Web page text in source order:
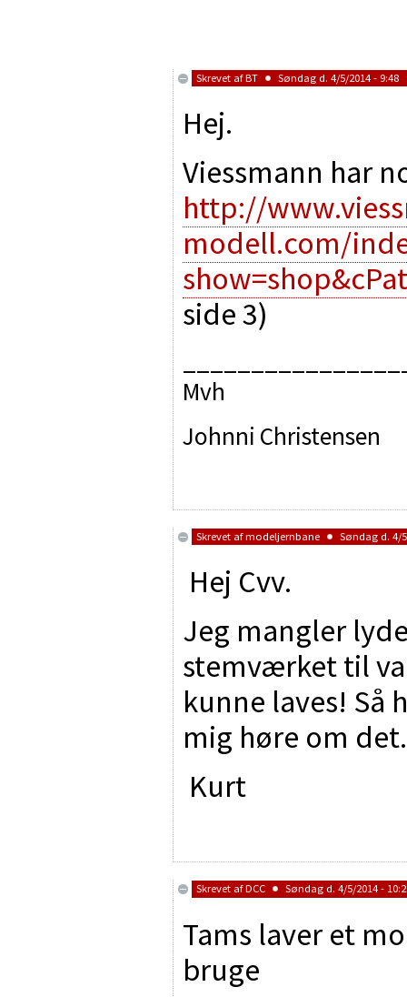
Skrevet afBT Søndag d. 4/5/2014 - 9:48
Hej.
Viessmann har
http://
modell.com/
side 3)
Mvh
Johnni Christensen
Skrevet afmodeljernbane Søndag d. 4/
Hej Cvv.
Jeg mangler
stemværket til
kunne laves! Så
mig høre om det.
Kurt
Skrevet afDCC Søndag d. 4/5/2014 -
Tams laver et
bruge